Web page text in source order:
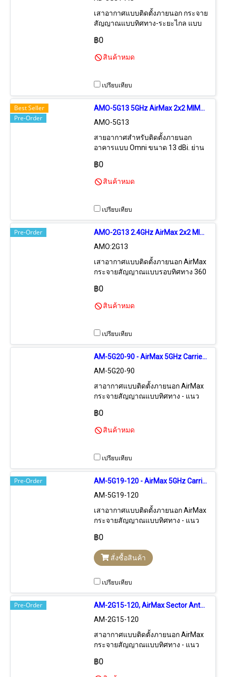
เสาอากาศแบบติดตั้งภายนอก กระจาย
สัญญาณแบบทิศทาง-ระยะไกล แบบ
AC อัตราขยาย 31 dBi ระยะทางรับ-
ส่งสูงสุด 30.0-40.0 กิโลเมตร, เสาแบบ
2x2 MIMO รองรับการรับ-ส่งข้อมูล
Mbps เหมาะสำหรับเชื่อมต่อระหว่าง
อาคารระยะไกลมาก และต้องการ
ความหนาแน่นในการรับ-ส่งข้อมูลสูง
M5 AC + สินค้าเฉพาะเสาอากาศและ
แท่นยึดเท่านั้น)
฿0
สินค้าหมด
เปรียบเทียบ
Best Seller
Pre-Order
AMO-5G13 5GHz AirMax 2x2 MIMO Basestation OMNI Antennas Gain 13dBi
AMO-5G13
สายอากาศสำหรับติดตั้งภายนอก
อาคารแบบ Omni ขนาด 13 dBi. ย่าน
MIMO (Dual Chain)
฿0
สินค้าหมด
เปรียบเทียบ
Pre-Order
AMO-2G13 2.4GHz AirMax 2x2 MIMO Basestation OMNI Antennas Gain 13dBi
AMO:2G13
เสาอากาศแบบติดตั้งภายนอก AirMax
กระจายสัญญาณแบบรอบทิศทาง 360
dBi ระยะทางรับ-ส่งสูงสุด 7 กิโลเมตร
เสาแบบ MIMO 2x2 Dual-Chain
รองรับความเร็วสูงสุด 270-300 Mbps
กระจายสัญญาณในแนวรอบทิศทาง
เพื่อให้บริการเชื่อมต่อกับจุดแบบรอบ
ทิศทาง
฿0
สินค้าหมด
เปรียบเทียบ
AM-5G20-90 - AirMax 5GHz Carrier Class Sector 2x2 MIMO Antennas, 20 dBi + 90 Degree, Max 16 KM + Rocket M5 Mounting Kit
AM-5G20-90
สาอากาศแบบติดตั้งภายนอก AirMax
กระจายสัญญาณแบบทิศทาง - แนว
ขยาย 20 dBi ระยะทางรับ-ส่งสูงสุด 16
กิโลเมตร เสาแบบ MIMO 2x2 Dual-
Chain รองรับความเร็วสูงสุด 270-300
เพื่อกระจายสัญญาณในแนวกว้าง
แบบกวาดทางด้านหน้า
฿0
สินค้าหมด
เปรียบเทียบ
Pre-Order
AM-5G19-120 - AirMax 5GHz Carrier Class Sector 2x2 MIMO Antennas, 19 dBi + 120 Degree, Max 16 KM + Rocket M5 Mounting Kit
AM-5G19-120
เสาอากาศแบบติดตั้งภายนอก AirMax
กระจายสัญญาณแบบทิศทาง - แนว
ขยาย 19 dBi ระยะทางรับ-ส่งสูงสุด 16
กิโลเมตร เสาแบบ MIMO 2x2 Dual-
Chain รองรับความเร็วสูงสุด 270-300
เพื่อกระจายสัญญาณในแนวกว้าง
แบบกวาดทางด้านหน้า
฿0
สั่งซื้อสินค้า
เปรียบเทียบ
Pre-Order
AM-2G15-120, AirMax Sector Antenna, 2.4GHz, Gain 15dBi, 120deg.
AM-2G15-120
สาอากาศแบบติดตั้งภายนอก AirMax
กระจายสัญญาณแบบทิศทาง - แนว
อัตราขยาย 15 dBi ระยะทางรับ-ส่ง
สูงสุด 8 กิโลเมตร เสาแบบ MIMO 2x2
฿0